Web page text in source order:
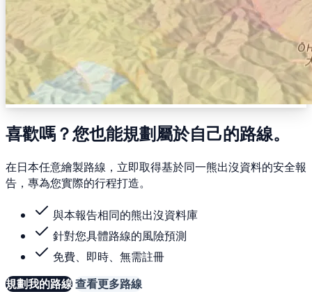
喜歡嗎？您也能規劃屬於自己的路線。
在日本任意繪製路線，立即取得基於同一熊出沒資料的安全報
告，專為您實際的行程打造。
與本報告相同的熊出沒資料庫
針對您具體路線的風險預測
免費、即時、無需註冊
規劃我的路線查看更多路線